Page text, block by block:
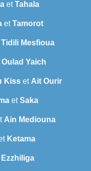
etTahala
etTamorot
Tidili Mesfioua
Oulad Yaich
Kiss et Ait Ourir
etSaka
Ain Mediouna
Ketama
Ezzhiliga